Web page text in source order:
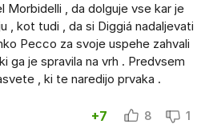
Morbidelli , da dolguje vse kar je
, kot tudi , da si Diggiá nadaljevati
Pecco za svoje uspehe zahvali
ga je spravila na vrh . Predvsem
, ki te naredijo prvaka .
+7 8 1